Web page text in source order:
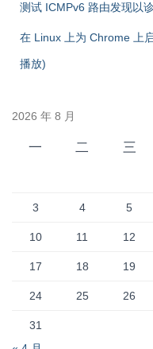
测试 ICMPv6 路由发现以
在 Linux 上为 Chrome 上
播放)
2026 年 8 月
一 二 三
3 4 5
10 11 12
17 18 19
24 25 26
31